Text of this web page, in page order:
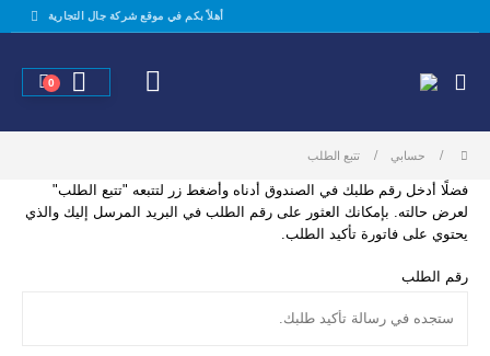
أهلاً بكم في موقع شركة جال التجارية
0
حسابي تتبع الطلب
فضلًا أدخل رقم طلبك في الصندوق أدناه وأضغط زر لتتبعه "تتبع الطلب"
لعرض حالته. بإمكانك العثور على رقم الطلب في البريد المرسل إليك والذي
يحتوي على فاتورة تأكيد الطلب.
رقم الطلب